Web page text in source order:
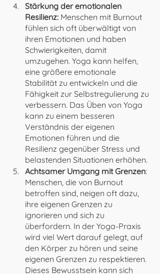
Stärkung der emotionalen
Resilienz: Menschen mit Burnout
fühlen sich oft überwältigt von
ihren Emotionen und haben
Schwierigkeiten, damit
umzugehen. Yoga kann helfen,
eine größere emotionale
Stabilität zu entwickeln und die
Fähigkeit zur Selbstregulierung zu
verbessern. Das Üben von Yoga
kann zu einem besseren
Verständnis der eigenen
Emotionen führen und die
Resilienz gegenüber Stress und
belastenden Situationen erhöhen.
Achtsamer Umgang mit Grenzen:
Menschen, die von Burnout
betroffen sind, neigen oft dazu,
ihre eigenen Grenzen zu
ignorieren und sich zu
überfordern. In der Yoga-Praxis
wird viel Wert darauf gelegt, auf
den Körper zu hören und seine
eigenen Grenzen zu respektieren.
Dieses Bewusstsein kann sich